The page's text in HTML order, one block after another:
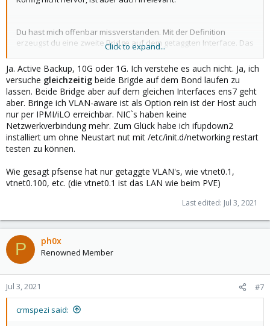
Das erschließt sich mir noch nicht. Die Netzwerkverbindung des
Zu der Sache mit dem Bond: Da es ein active-backup Bond ist,
sehe ich nicht, weshalb eine Bridge auf den Bond nicht genauso
funktionieren sollte wie auf das Interface. Versuchst du
eventuell beide Bridges gleichzeitig auf dem Bond laufen zu
lassen? Da wäre ich mir jetzt unsicher, ob das so ohne weiteres
möglich ist.
Du hast mich offenbar missverstanden. Mit der Definition
erzeugst du eine zweite Bridge auf dem getaggten Interface. Das
ist völlig unnötig, da deine erste Bridge ja bereits VLAN-aware ist*
und du deshalb einfach den Tag in die Bridge ziehen kannst.
Also nicht bond0.1 -> vmbr0v1 sondern bond0 -> vmbr0.1
* Aber da ich jetzt am großen Bildschirm sitze und nicht auf die
Briefmarke des Handys schaue, sehe ich, dass du vlan-aware ja
auskommentiert hast. Nun gut, es wird wohl auch mit einer
zweiten Bridge gehen.
Das erschließt sich mir noch nicht. Die Netzwerkverbindung des
Zu der Sache mit dem Bond: Da es ein active-backup Bond ist,
funktionieren sollte wie auf das Interface. Versuchst du
lassen? Da wäre ich mir jetzt unsicher, ob das so ohne weiteres
möglich ist.
Click to expand...
Ja. Active Backup, 10G oder 1G. Ich verstehe es auch nicht. Ja, ich
versuche gleichzeitig beide Brigde auf dem Bond laufen zu
lassen. Beide Bridge aber auf dem gleichen Interfaces ens7 geht
aber. Bringe ich VLAN-aware ist als Option rein ist der Host auch
nur per IPMI/iLO erreichbar. NIC`s haben keine
Netzwerkverbindung mehr. Zum Glück habe ich ifupdown2
installiert um ohne Neustart nut mit /etc/init.d/networking restart
testen zu können.
Wie gesagt pfsense hat nur getaggte VLAN's, wie vtnet0.1,
vtnet0.100, etc. (die vtnet0.1 ist das LAN wie beim PVE)
Last edited: Jul 3, 2021
P ph0x
Renowned Member
Jul 3, 2021 #7
crmspezi said: